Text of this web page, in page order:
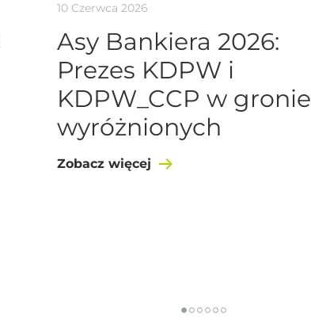
10 Czerwca 2026
Asy Bankiera 2026:
Prezes KDPW i
KDPW_CCP w gronie
wyróżnionych
Zobacz więcej